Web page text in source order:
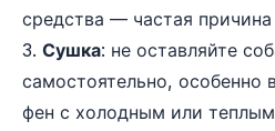
средства — частая причина
3. Сушка: не оставляйте
самостоятельно, особенно
фен с холодным или